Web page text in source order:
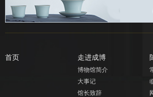
首页 走进成博
博物馆简介
大事记
馆长致辞